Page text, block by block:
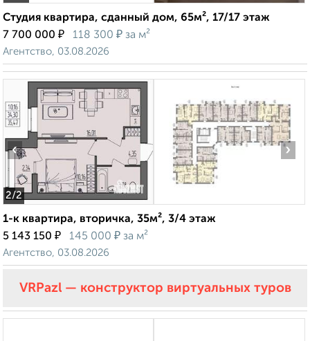
Студия квартира, сданный дом, 65м², 17/17 этаж
7 700 000 ₽ 118 300 ₽ за м²
Агентство, 03.08.2026
2/2
‹ ›
1-к квартира, вторичка, 35м², 3/4 этаж
5 143 150 ₽ 145 000 ₽ за м²
Агентство, 03.08.2026
VRPazl — конструктор виртуальных туров